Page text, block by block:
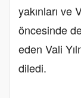
yakınları ve
öncesinde
eden Vali
diledi.